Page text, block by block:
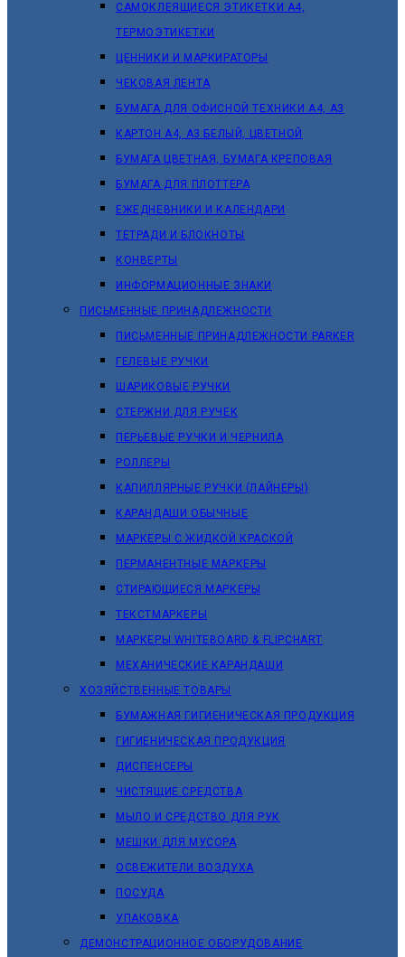
САМОКЛЕЯЩИЕСЯ ЭТИКЕТКИ А4,
ТЕРМОЭТИКЕТКИ
ЦЕННИКИ И МАРКИРАТОРЫ
ЧЕКОВАЯ ЛЕНТА
БУМАГА ДЛЯ ОФИСНОЙ ТЕХНИКИ А4, А3
КАРТОН А4, А3 БЕЛЫЙ, ЦВЕТНОЙ
БУМАГА ЦВЕТНАЯ, БУМАГА КРЕПОВАЯ
БУМАГА ДЛЯ ПЛОТТЕРА
ЕЖЕДНЕВНИКИ И КАЛЕНДАРИ
ТЕТРАДИ И БЛОКНОТЫ
КОНВЕРТЫ
ИНФОРМАЦИОННЫЕ ЗНАКИ
ПИСЬМЕННЫЕ ПРИНАДЛЕЖНОСТИ
ПИСЬМЕННЫЕ ПРИНАДЛЕЖНОСТИ PARKER
ГЕЛЕВЫЕ РУЧКИ
ШАРИКОВЫЕ РУЧКИ
СТЕРЖНИ ДЛЯ РУЧЕК
ПЕРЬЕВЫЕ РУЧКИ И ЧЕРНИЛА
РОЛЛЕРЫ
КАПИЛЛЯРНЫЕ РУЧКИ (ЛАЙНЕРЫ)
КАРАНДАШИ ОБЫЧНЫЕ
МАРКЕРЫ C ЖИДКОЙ КРАСКОЙ
ПЕРМАНЕНТНЫЕ МАРКЕРЫ
СТИРАЮЩИЕСЯ МАРКЕРЫ
ТЕКСТМАРКЕРЫ
МАРКЕРЫ WHITEBOARD & FLIPCHART
МЕХАНИЧЕСКИЕ КАРАНДАШИ
ХОЗЯЙСТВЕННЫЕ ТОВАРЫ
БУМАЖНАЯ ГИГИЕНИЧЕСКАЯ ПРОДУКЦИЯ
ГИГИЕНИЧЕСКАЯ ПРОДУКЦИЯ
ДИСПЕНСЕРЫ
ЧИСТЯЩИЕ СРЕДСТВА
МЫЛО И СРЕДСТВО ДЛЯ РУК
МЕШКИ ДЛЯ МУСОРА
ОСВЕЖИТЕЛИ ВОЗДУХА
ПОСУДА
УПАКОВКА
ДЕМОНСТРАЦИОННОЕ ОБОРУДОВАНИЕ